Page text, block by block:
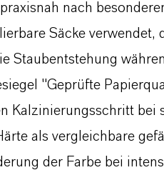
nach
Säcke
Staubentstehung
"Geprüfte
Kalzinierungsschritt
als vergleichbare
der Farbe bei